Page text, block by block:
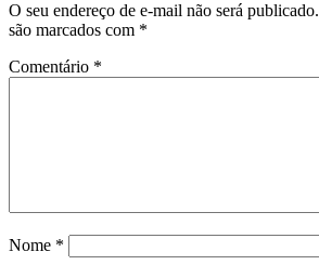
O seu endereço de e-mail não será publicado.
são marcados com *
Comentário *
Nome *